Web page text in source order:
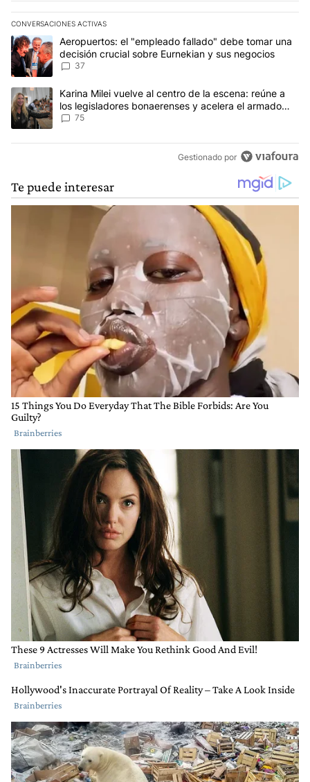
CONVERSACIONES ACTIVAS
Este listado muestra los artículos con más comentarios en los
Un artículo de tendencia con el título "Aeropuertos: el
Aeropuertos: el "empleado fallado" debe tomar una
decisión crucial sobre Eurnekian y sus negocios
37
Un artículo de tendencia con el título "Karina Milei vuelve al
Karina Milei vuelve al centro de la escena: reúne a
los legisladores bonaerenses y acelera el armado
para 2027
75
Gestionado por